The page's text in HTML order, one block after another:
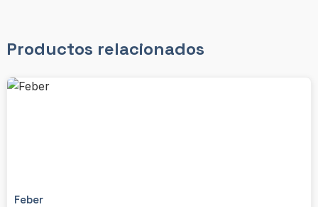
Productos relacionados
Feber